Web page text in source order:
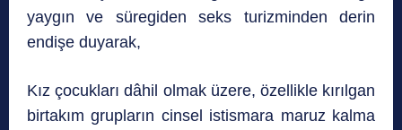
yaygın ve süregiden seks turizminden derin
endişe duyarak,
Kız çocukları dâhil olmak üzere, özellikle kırılgan
birtakım grupların cinsel istismara maruz kalma